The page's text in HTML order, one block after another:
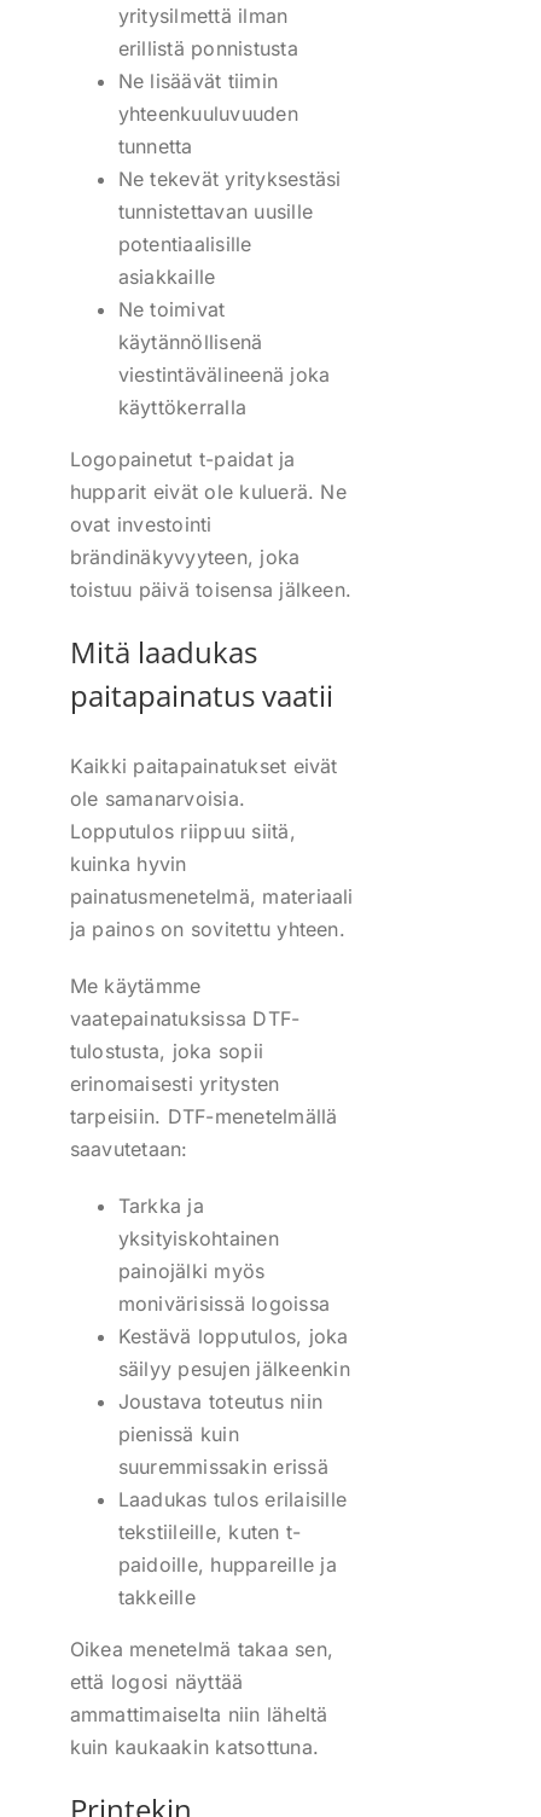
yritysilmettä ilman
erillistä ponnistusta
Ne lisäävät tiimin
yhteenkuuluvuuden
tunnetta
Ne tekevät yrityksestäsi
tunnistettavan uusille
potentiaalisille
asiakkaille
Ne toimivat
käytännöllisenä
viestintävälineenä joka
käyttökerralla
Logopainetut t-paidat ja
hupparit eivät ole kuluerä. Ne
ovat investointi
brändinäkyvyyteen, joka
toistuu päivä toisensa jälkeen.
Mitä laadukas
paitapainatus vaatii
Kaikki paitapainatukset eivät
ole samanarvoisia.
Lopputulos riippuu siitä,
kuinka hyvin
painatusmenetelmä, materiaali
ja painos on sovitettu yhteen.
Me käytämme
vaatepainatuksissa DTF-
tulostusta, joka sopii
erinomaisesti yritysten
tarpeisiin. DTF-menetelmällä
saavutetaan:
Tarkka ja
yksityiskohtainen
painojälki myös
monivärisissä logoissa
Kestävä lopputulos, joka
säilyy pesujen jälkeenkin
Joustava toteutus niin
pienissä kuin
suuremmissakin erissä
Laadukas tulos erilaisille
tekstiileille, kuten t-
paidoille, huppareille ja
takkeille
Oikea menetelmä takaa sen,
että logosi näyttää
ammattimaiselta niin läheltä
kuin kaukaakin katsottuna.
Printekin